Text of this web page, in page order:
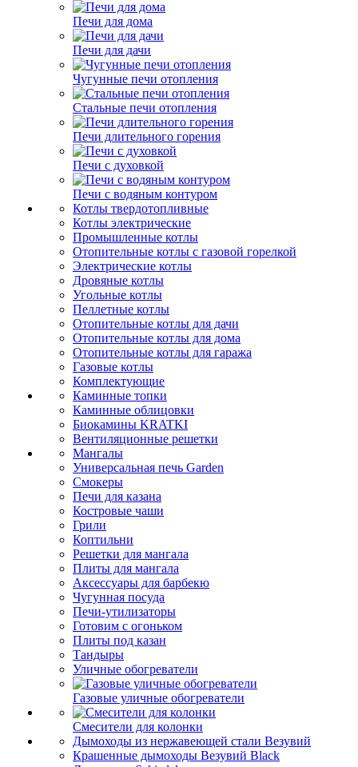
Печи для дома
Печи для дачи
Чугунные печи отопления
Стальные печи отопления
Печи длительного горения
Печи с духовкой
Печи с водяным контуром
Котлы твердотопливные
Котлы электрические
Промышленные котлы
Отопительные котлы с газовой горелкой
Электрические котлы
Дровяные котлы
Угольные котлы
Пеллетные котлы
Отопительные котлы для дачи
Отопительные котлы для дома
Отопительные котлы для гаража
Газовые котлы
Комплектующие
Каминные топки
Каминные облицовки
Биокамины KRATKI
Вентиляционные решетки
Мангалы
Универсальная печь Garden
Смокеры
Печи для казана
Костровые чаши
Грили
Коптильни
Решетки для мангала
Плиты для мангала
Аксессуары для барбекю
Чугунная посуда
Печи-утилизаторы
Готовим с огоньком
Плиты под казан
Тандыры
Уличные обогреватели
Газовые уличные обогреватели
Смесители для колонки
Дымоходы из нержавеющей стали Везувий
Крашенные дымоходы Везувий Black